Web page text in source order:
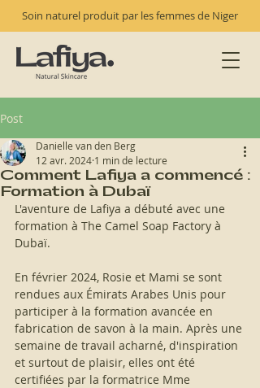
Soin naturel produit par les femmes de Niger
Post
Comment Lafiya a commencé :
Formation à Dubaï
Danielle van den Berg
12 avr. 2024 1 min de lecture
L'aventure de Lafiya a débuté avec une
formation à The Camel Soap Factory à
Dubaï.
En février 2024, Rosie et Mami se sont
rendues aux Émirats Arabes Unis pour
participer à la formation avancée en
fabrication de savon à la main. Après une
semaine de travail acharné, d'inspiration
et surtout de plaisir, elles ont été
certifiées par la formatrice Mme